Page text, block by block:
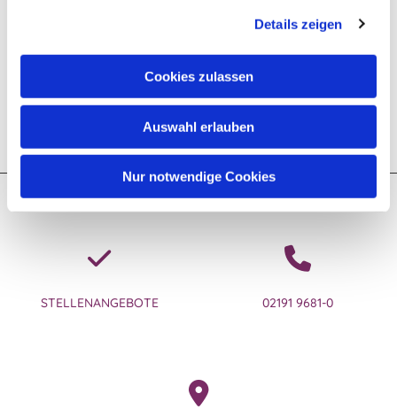
Details zeigen
Cookies zulassen
Auswahl erlauben
Nur notwendige Cookies
Kontakt zum Ev. Kirchenkreis Lennep
STELLENANGEBOTE 02191 9681-0